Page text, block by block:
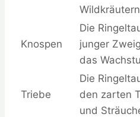
Knospen
Die
junger
das
Triebe
Die
den zarten
und